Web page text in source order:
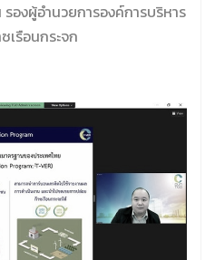
งผู้อำนวยการองค์การบริหาร
เรือนกระจก